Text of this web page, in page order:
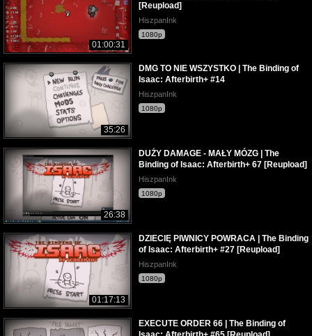
01:00:31
[Reupload]
HiszpanInk
1080p
35:26
DMG TO NIE WSZYSTKO | The Binding of
Isaac: Afterbirth+ #14
HiszpanInk
1080p
26:38
DUŻY DAMAGE - MAŁY MÓZG | The
Binding of Isaac: Afterbirth+ 67 [Reupload]
HiszpanInk
1080p
01:17:13
DZIECIĘ PIWNICY POWRACA | The Binding
of Isaac: Afterbirth+ #27 [Reupload]
HiszpanInk
1080p
EXECUTE ORDER 66 | The Binding of